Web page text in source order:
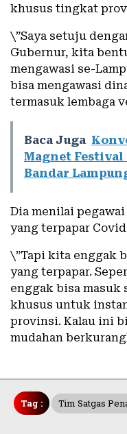
khusus tingkat
\”Saya setuju
Gubernur, kita
mengawasi se-
bisa mengawasi
termasuk lembaga
Baca Juga
Magnet Festival
Bandar
Dia menilai
yang terpapar
\”Tapi kita enggak
yang terpapar.
enggak bisa masuk
khusus untuk
provinsi. Kalau ini
mudahan
Tag : Tim Satgas